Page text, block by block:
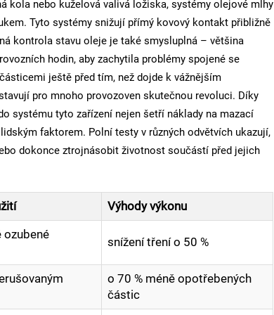
kola nebo kuželová valivá ložiska, systémy olejové mlhy
Tyto systémy snižují přímý kovový kontakt přibližně
kontrola stavu oleje je také smysluplná – většina
hodin, aby zachytila problémy spojené se
ještě před tím, než dojde k vážnějším
pro mnoho provozoven skutečnou revoluci. Díky
systému tyto zařízení nejen šetří náklady na mazací
faktorem. Polní testy v různých odvětvích ukazují,
dokonce ztrojnásobit životnost součástí před jejich
Výhody výkonu
ozubené
snížení tření o 50 %
o 70 % méně opotřebených
částic